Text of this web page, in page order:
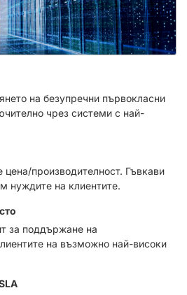
на безупречни първокласни
чрез системи с най-
производителност. Гъвкави
нуждите на клиентите.
за поддържане на
на възможно най-високи